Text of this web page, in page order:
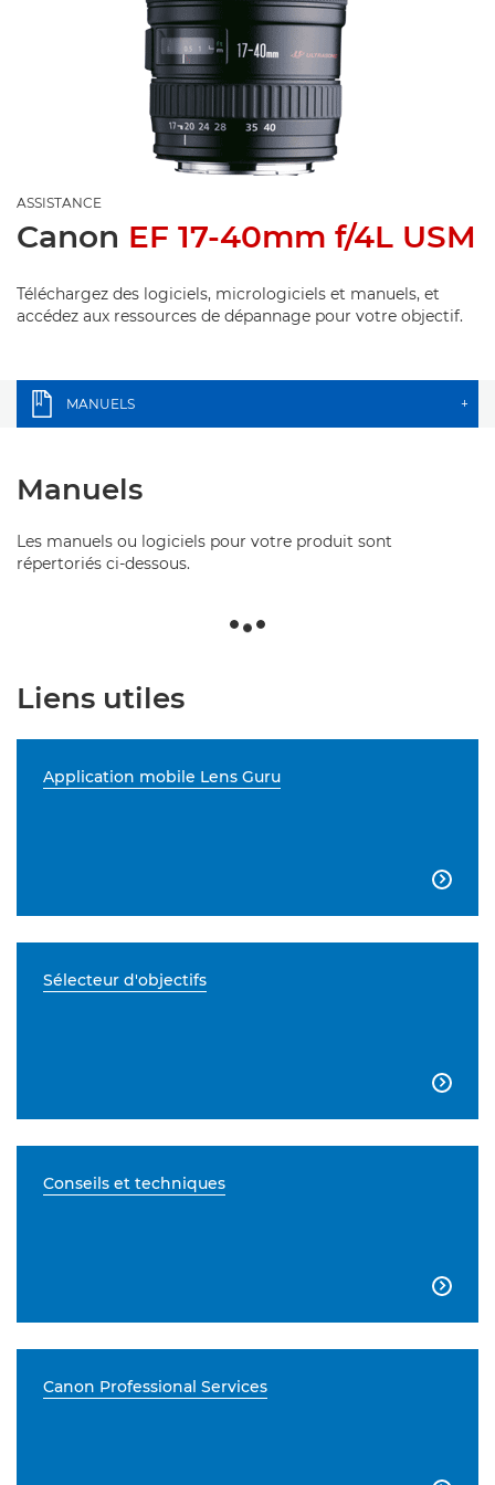
ASSISTANCE
Canon EF 17-40mm f/4L USM
Téléchargez des logiciels, micrologiciels et manuels, et
accédez aux ressources de dépannage pour votre objectif.
MANUELS +
Manuels
Les manuels ou logiciels pour votre produit sont
répertoriés ci-dessous.
Liens utiles
Application mobile Lens Guru

Sélecteur d'objectifs

Conseils et techniques

Canon Professional Services